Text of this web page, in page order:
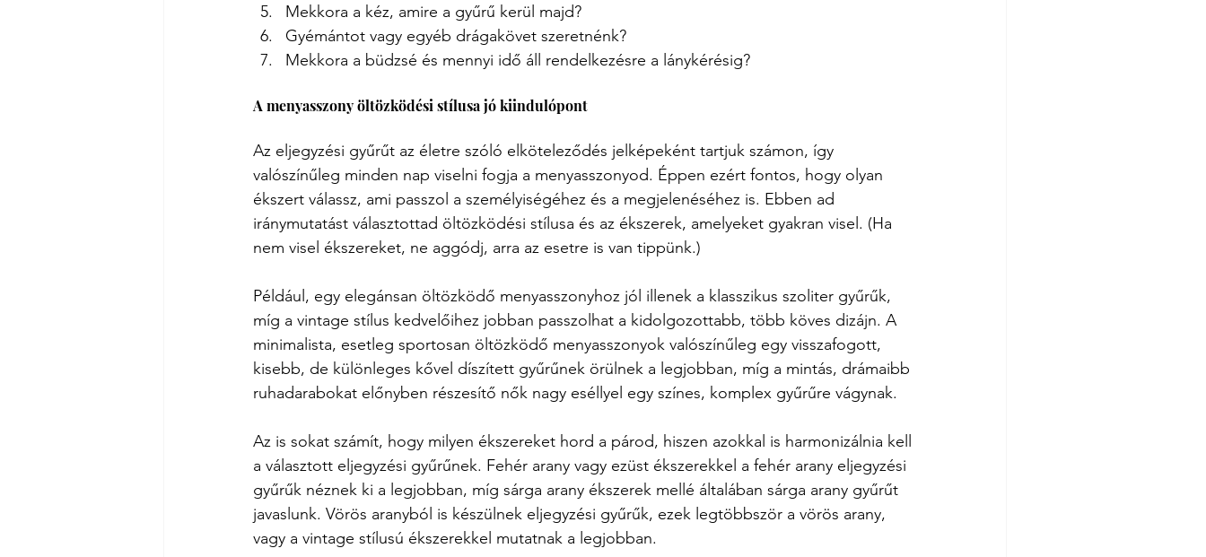
Mekkora a kéz, amire a gyűrű kerül majd?
Gyémántot vagy egyéb drágakövet szeretnénk?
Mekkora a büdzsé és mennyi idő áll rendelkezésre a lánykérésig?
A menyasszony öltözködési stílusa jó kiindulópont
Az eljegyzési gyűrűt az életre szóló elköteleződés jelképeként tartjuk számon, így
valószínűleg minden nap viselni fogja a menyasszonyod. Éppen ezért fontos, hogy olyan
ékszert válassz, ami passzol a személyiségéhez és a megjelenéséhez is. Ebben ad
iránymutatást választottad öltözködési stílusa és az ékszerek, amelyeket gyakran visel. (Ha
nem visel ékszereket, ne aggódj, arra az esetre is van tippünk.)
Például, egy elegánsan öltözködő menyasszonyhoz jól illenek a klasszikus szoliter gyűrűk,
míg a vintage stílus kedvelőihez jobban passzolhat a kidolgozottabb, több köves dizájn. A
minimalista, esetleg sportosan öltözködő menyasszonyok valószínűleg egy visszafogott,
kisebb, de különleges kővel díszített gyűrűnek örülnek a legjobban, míg a mintás, drámaibb
ruhadarabokat előnyben részesítő nők nagy eséllyel egy színes, komplex gyűrűre vágynak.
Az is sokat számít, hogy milyen ékszereket hord a párod, hiszen azokkal is harmonizálnia kell
a választott eljegyzési gyűrűnek. Fehér arany vagy ezüst ékszerekkel a fehér arany eljegyzési
gyűrűk néznek ki a legjobban, míg sárga arany ékszerek mellé általában sárga arany gyűrűt
javaslunk. Vörös aranyból is készülnek eljegyzési gyűrűk, ezek legtöbbször a vörös arany,
vagy a vintage stílusú ékszerekkel mutatnak a legjobban.